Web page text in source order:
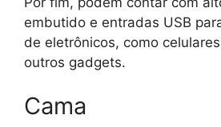
embutido e entradas USB
de eletrônicos, como
outros gadgets.
Cama